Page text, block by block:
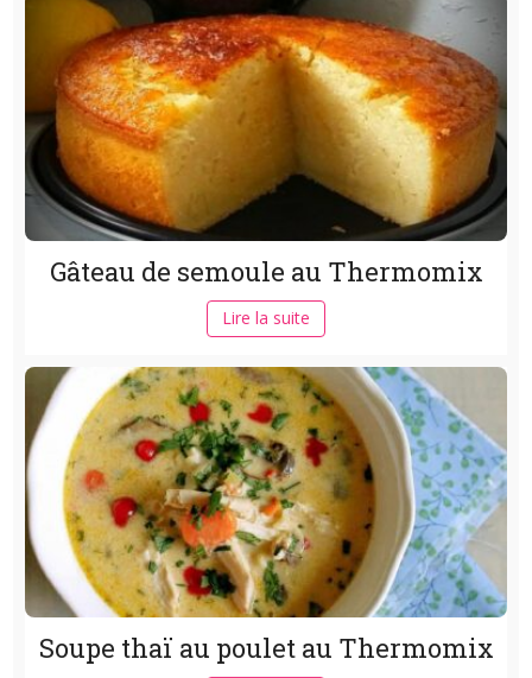
Gâteau de semoule au Thermomix
Lire la suite
Soupe thaï au poulet au Thermomix